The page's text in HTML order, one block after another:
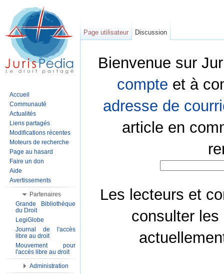
Bienvenue sur
compte et à
adresse de
article en
Les lecteurs et
consulter les
Page utilisateur Discussion
Accueil
Communauté
Actualités
Liens partagés
Modifications récentes
Moteurs de recherche
Page au hasard
Faire un don
Aide
Avertissements
Partenaires
Grande Bibliothèque
du Droit
LegiGlobe
Journal de l'accès
libre au droit
Mouvement pour
l'accès libre au droit
Administration